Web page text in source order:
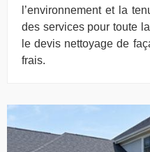
l’environnement et la
des services pour toute
le devis nettoyage de
frais.